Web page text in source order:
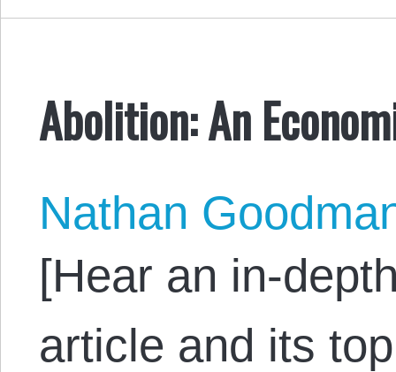
Abolition: An
Nathan
[Hear an in-
article and its